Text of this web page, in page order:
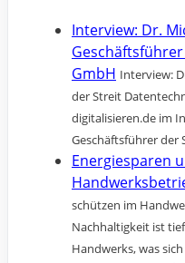
Interview: Dr.
GmbH Interview:
der Streit
digitalisieren.de im
Geschäftsführer der
Energiesparen
schützen im
Nachhaltigkeit ist
Handwerks, was